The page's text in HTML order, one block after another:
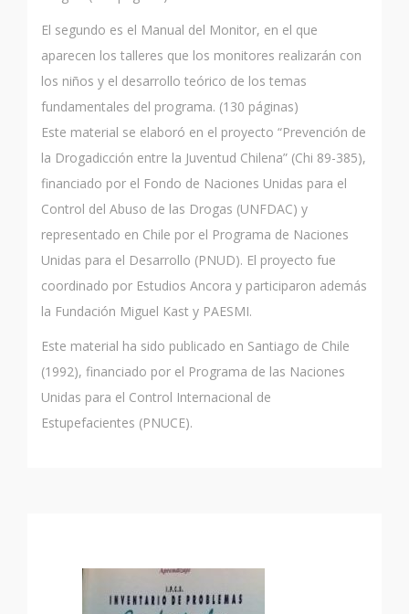
El segundo es el Manual del Monitor, en el que
aparecen los talleres que los monitores realizarán con
los niños y el desarrollo teórico de los temas
fundamentales del programa. (130 páginas)
Este material se elaboró en el proyecto “Prevención de
la Drogadicción entre la Juventud Chilena” (Chi 89-385),
financiado por el Fondo de Naciones Unidas para el
Control del Abuso de las Drogas (UNFDAC) y
representado en Chile por el Programa de Naciones
Unidas para el Desarrollo (PNUD). El proyecto fue
coordinado por Estudios Ancora y participaron además
la Fundación Miguel Kast y PAESMI.
Este material ha sido publicado en Santiago de Chile
(1992), financiado por el Programa de las Naciones
Unidas para el Control Internacional de
Estupefacientes (PNUCE).